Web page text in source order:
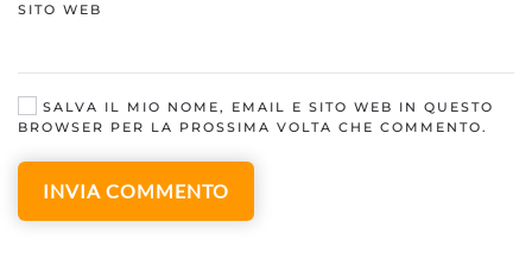
SITO WEB
SALVA IL MIO NOME, EMAIL E SITO WEB IN QUESTO
BROWSER PER LA PROSSIMA VOLTA CHE COMMENTO.
INVIA COMMENTO